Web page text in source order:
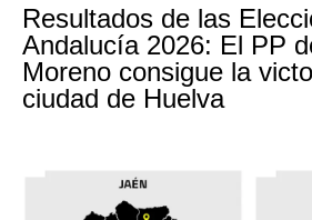
Resultados de las
Andalucía 2026: El PP
Moreno consigue la
ciudad de Huelva